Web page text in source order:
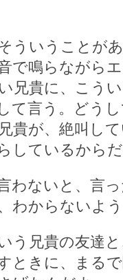
ういうことが
で鳴らながら
兄貴に、こう
て言う。どう
貴が、絶叫し
しているからだ
わないと、言
わからないよ
う兄貴の友達
ときに、まる